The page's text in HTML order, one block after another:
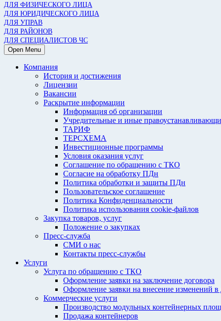
ДЛЯ ФИЗИЧЕСКОГО ЛИЦА
ДЛЯ ЮРИДИЧЕСКОГО ЛИЦА
ДЛЯ УПРАВ
ДЛЯ РАЙОНОВ
ДЛЯ СПЕЦИАЛИСТОВ ЧС
Open Menu
Компания
История и достижения
Лицензии
Вакансии
Раскрытие информации
Информация об организации
Учредительные и иные
ТАРИФ
ТЕРСХЕМА
Инвестиционные программы
Условия оказания услуг
Соглашение по обращению с ТКО
Согласие на обработку ПДн
Политика обработки и защиты ПДн
Пользовательское соглашение
Политика Конфиденциальности
Политика использования cookie-файлов
Закупка товаров, услуг
Положение о закупках
Пресс-служба
СМИ о нас
Контакты пресс-службы
Услуги
Услуга по обращению с ТКО
Оформление заявки на заключение договора
Оформление заявки на внесение изменений в
Коммерческие услуги
Производство модульных контейнерных
Продажа контейнеров